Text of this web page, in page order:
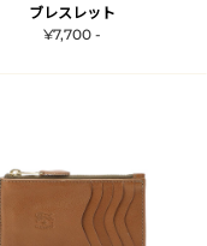
ブレスレット
¥7,700 -